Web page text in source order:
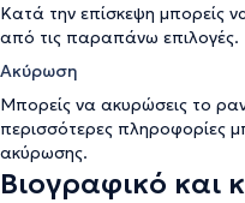
Κατά την επίσκεψη μπορείς
από τις παραπάνω επιλογές.
Ακύρωση
Μπορείς να ακυρώσεις το
περισσότερες πληροφορίες
ακύρωσης.
Βιογραφικό και